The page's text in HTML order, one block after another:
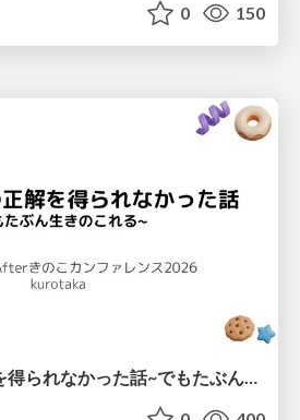
0 150
若手としての正解を得られなかった話~でもたぶん生きのこれる~